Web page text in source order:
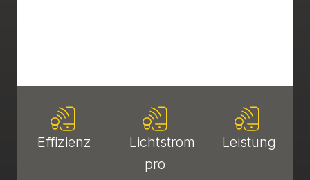
Effizienz
Lichtstrom
pro
Leistung